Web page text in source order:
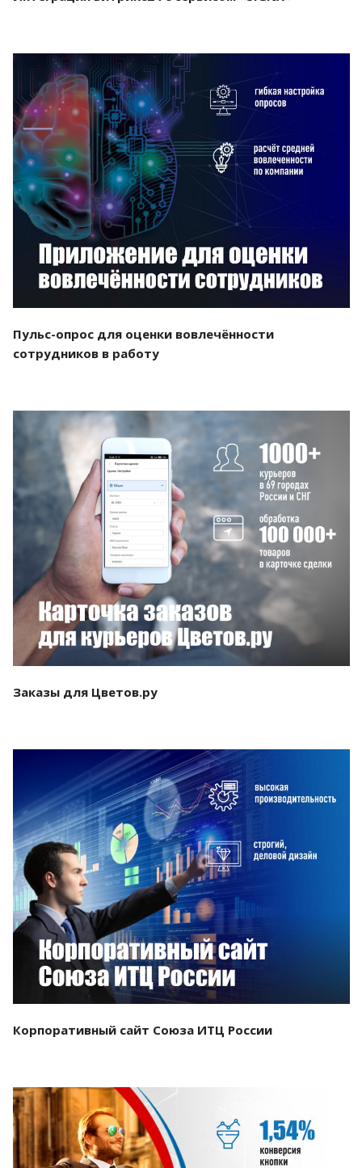
Смотреть проект
Пульс-опрос для оценки вовлечённости
сотрудников в работу
Смотреть проект
Заказы для Цветов.ру
Смотреть проект
Корпоративный сайт Союза ИТЦ России